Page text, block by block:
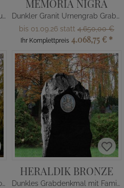
Dunkler Granit Grabstein mit Kugeln
MEMORIA NIGRA
Dunkler Granit Urnengrab Grabstein mit Bronze Tafel
bis 01.09.26 statt 4.650,00 €
Ihr Komplettpreis 4.068,75 € *
Dunkler Urnengrabstein mit Monogramm
HERALDIK BRONZE
Dunkles Grabdenkmal mit Familienwappen